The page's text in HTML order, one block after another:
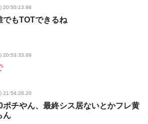
20:50:13.98
でもTOTできるね
20:53:33.09
21:54:28.20
チやん、最終シス居ないとかフレ黄
ん